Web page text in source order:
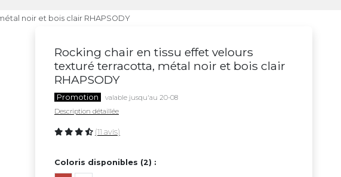
noir et bois clair RHAPSODY
Rocking chair en tissu effet velours
texturé terracotta, métal noir et bois clair
RHAPSODY
Promotion
valable jusqu'au 20-08
Description détaillée
(11 avis)
Coloris disponibles (2) :